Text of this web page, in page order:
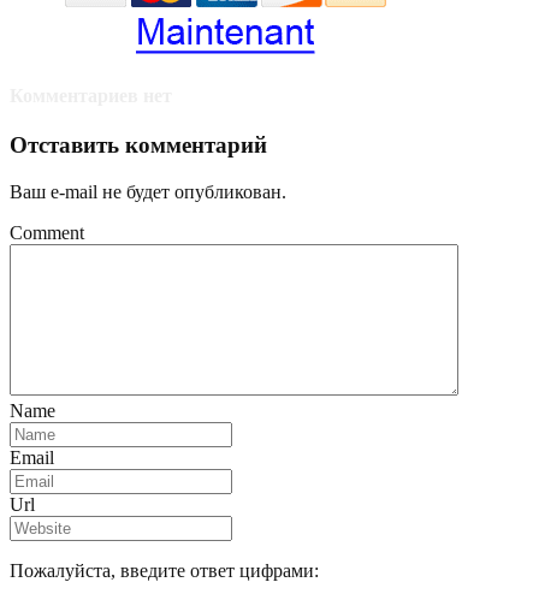
Отставить комментарий
Ваш e-mail не будет опубликован.
Comment
Name
Email
Url
Пожалуйста, введите ответ цифрами: